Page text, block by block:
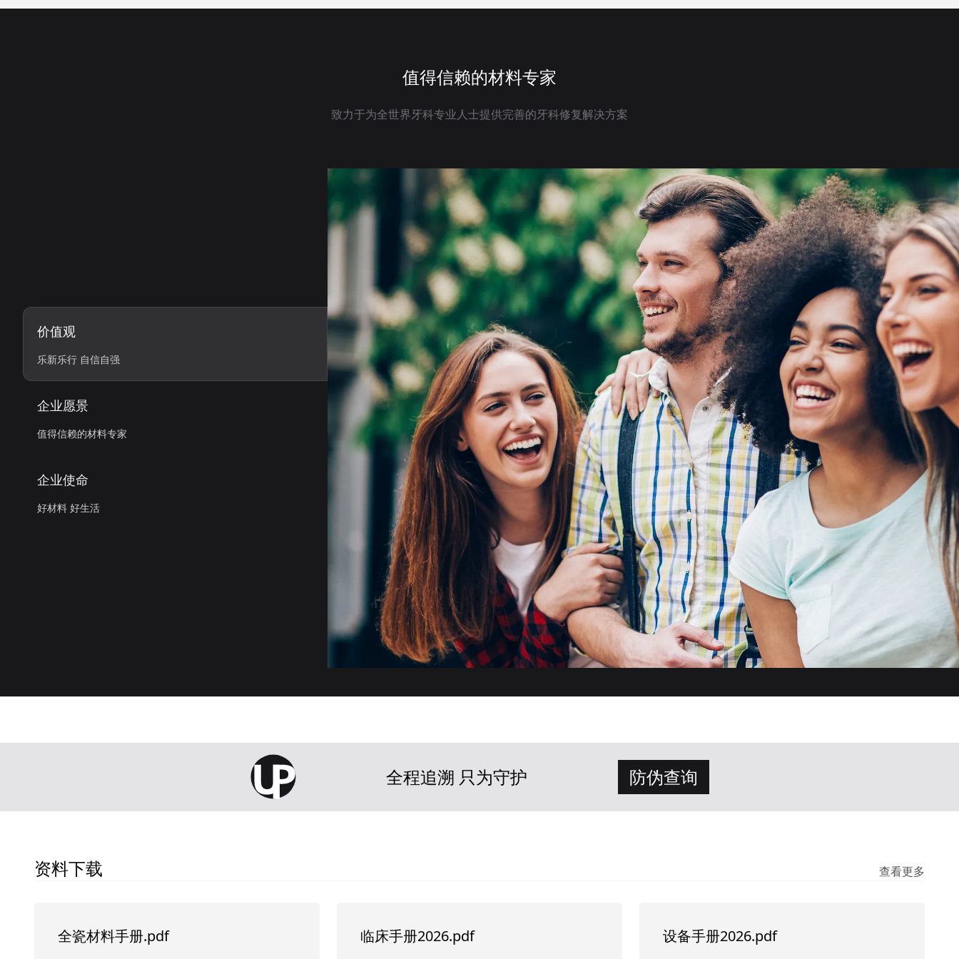
值得信赖的材料专家
致力于为全世界牙科专业人士提供完善的牙科修复解决方案
价值观
乐新乐行 自信自强
企业愿景
值得信赖的材料专家
企业使命
好材料 好生活
全程追溯 只为守护 防伪查询
资料下载 查看更多
全瓷材料手册.pdf 临床手册2026.pdf 设备手册2026.pdf